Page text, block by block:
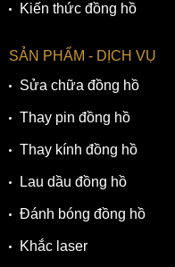
Kiến thức đồng hồ
SẢN PHẨM - DỊCH VỤ
Sửa chữa đồng hồ
Thay pin đồng hồ
Thay kính đồng hồ
Lau dầu đồng hồ
Đánh bóng đồng hồ
Khắc laser